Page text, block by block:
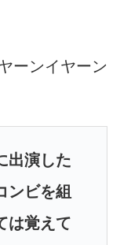
ーンイヤーン
出演した
ンビを組
は覚えて